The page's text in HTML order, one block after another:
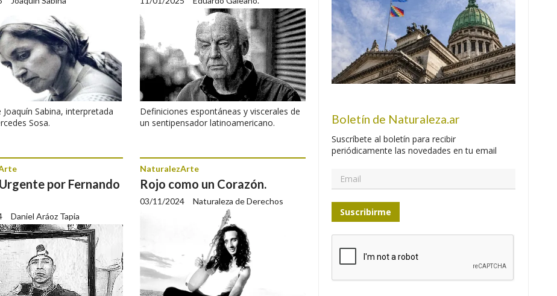
Joaquín Sabina, interpretada
Sosa.
Definiciones espontáneas y viscerales de
un sentipensador latinoamericano.
por Fernando
Daniel Aráoz Tapia
Rojo como un Corazón.
Naturaleza de Derechos
NaturalezArte
03/11/2024
Boletín de Naturaleza.ar
Suscríbete al boletín para recibir
periódicamente las novedades en tu email
Suscribirme